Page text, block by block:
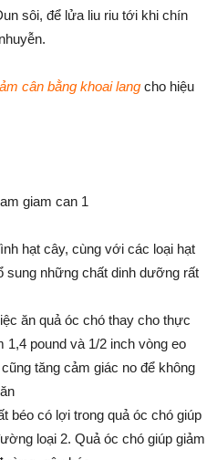
sôi, để lửa liu riu tới khi chín
cân bằng khoai lang cho hiệu
hạt cây, cùng với các loại hạt
sung những chất dinh dưỡng rất
ăn quả óc chó thay cho thực
1,4 pound và 1/2 inch vòng eo
tăng cảm giác no để không
béo có lợi trong quả óc chó giúp
loại 2. Quả óc chó giúp giảm